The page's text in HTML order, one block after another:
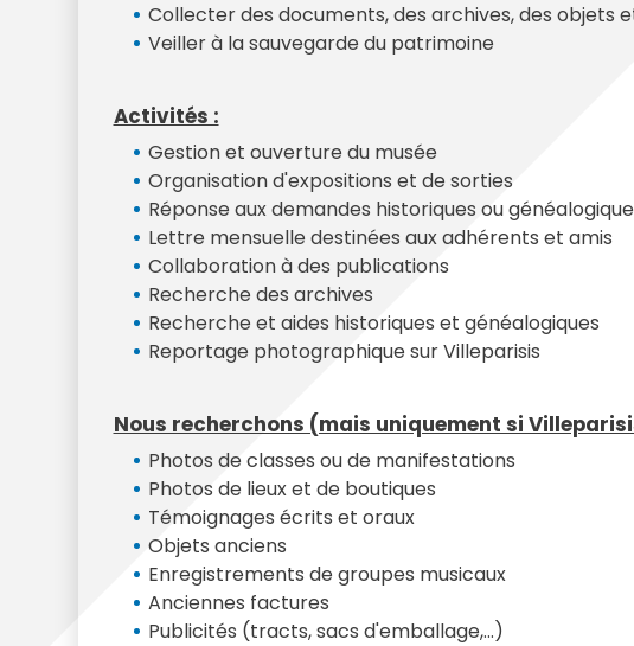
Collecter des documents, des archives, des objets
Veiller à la sauvegarde du patrimoine
Activités :
Gestion et ouverture du musée
Organisation d'expositions et de sorties
Réponse aux demandes historiques ou
Lettre mensuelle destinées aux adhérents et amis
Collaboration à des publications
Recherche des archives
Recherche et aides historiques et généalogiques
Reportage photographique sur Villeparisis
Nous recherchons (mais uniquement si
Photos de classes ou de manifestations
Photos de lieux et de boutiques
Témoignages écrits et oraux
Objets anciens
Enregistrements de groupes musicaux
Anciennes factures
Publicités (tracts, sacs d'emballage,...)